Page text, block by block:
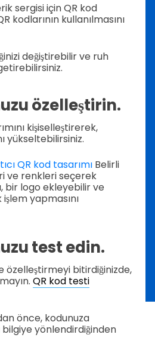
sergisi için QR kod
kodlarının kullanılmasını
değiştirebilir ve ruh
özelleştirin.
kişiselleştirerek,
yükseltebilirsiniz.
QR kod tasarımı Belirli
ve renkleri seçerek
bir logo ekleyebilir ve
yapmasını
test edin.
özelleştirmeyi bitirdiğinizde,
QR kod testi
önce, kodunuza
yönlendirdiğinden